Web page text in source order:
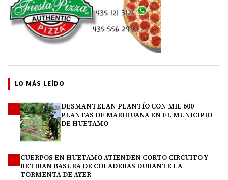
LO MÁS LEÍDO
DESMANTELAN PLANTÍO CON MIL 600
PLANTAS DE MARIHUANA EN EL MUNICIPIO
DE HUETAMO
CUERPOS EN HUETAMO ATIENDEN CORTO CIRCUITO Y
RETIRAN BASURA DE COLADERAS DURANTE LA
TORMENTA DE AYER